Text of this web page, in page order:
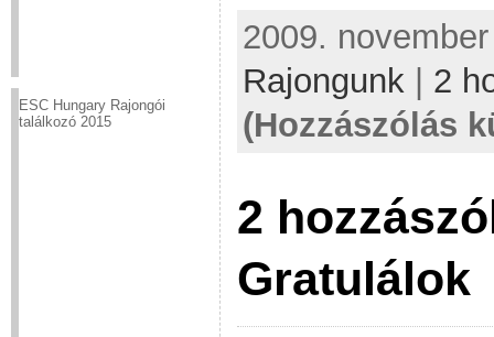
ESC Hungary Rajongói
találkozó 2015
2009.
Rajongunk
2
(Hozzászólás
2
Gratulálok